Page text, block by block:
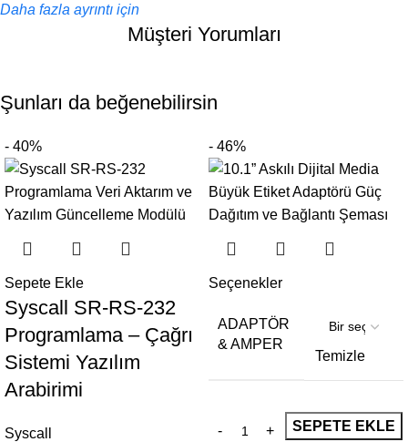
Daha fazla ayrıntı için
Müşteri Yorumları
Şunları da beğenebilirsin
- 40%
Sepete Ekle
Syscall SR-RS-232
Programlama – Çağrı
Sistemi Yazılım
Arabirimi
Syscall
- 46%
Seçenekler
ADAPTÖR
& AMPER
Temizle
SEPETE EKLE